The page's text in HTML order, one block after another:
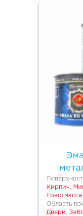
Кирпич,
Пластмасса
Область
Двери,